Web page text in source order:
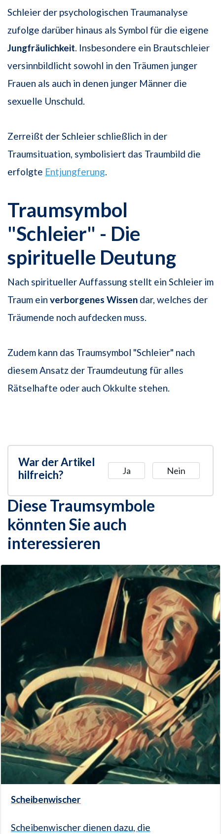
Schleier der psychologischen Traumanalyse
zufolge darüber hinaus als Symbol für die eigene
Jungfräulichkeit. Insbesondere ein Brautschleier
versinnbildlicht sowohl in den Träumen junger
Frauen als auch in denen junger Männer die
sexuelle Unschuld.
Zerreißt der Schleier schließlich in der
Traumsituation, symbolisiert das Traumbild die
erfolgte Entjungferung.
Traumsymbol
"Schleier" - Die
spirituelle Deutung
Nach spiritueller Auffassung stellt ein Schleier im
Traum ein verborgenes Wissen dar, welches der
Träumende noch aufdecken muss.
Zudem kann das Traumsymbol "Schleier" nach
diesem Ansatz der Traumdeutung für alles
Rätselhafte oder auch Okkulte stehen.
War der Artikel
hilfreich?
Ja Nein
Diese Traumsymbole
könnten Sie auch
interessieren
Scheibenwischer
Scheibenwischer dienen dazu, die